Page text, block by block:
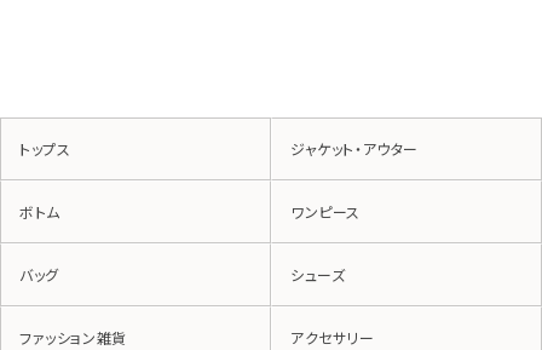
トップス ジャケット・アウター
ボトム ワンピース
バッグ シューズ
ファッション雑貨 アクセサリー